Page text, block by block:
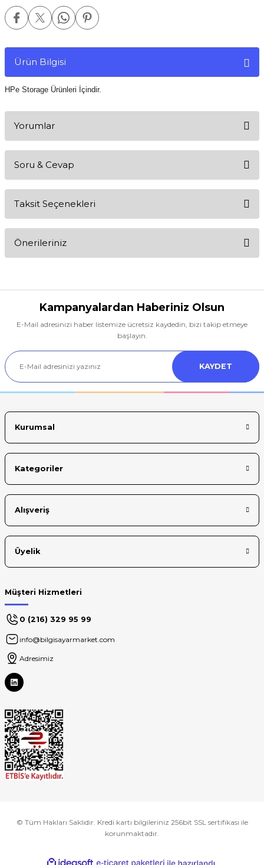
Ürün Bilgisi
HPe Storage Ürünleri İçindir.
Yorumlar
Soru & Cevap
Taksit Seçenekleri
Önerileriniz
tarafımıza iletebilirsiniz.
Görüş ve önerileriniz için teşekkür ederiz.
Ürün resmi kalitesiz, bozuk veya görüntülenemiyor.
Ürün açıklamasında eksik bilgiler bulunuyor.
Ürün bilgilerinde hatalar bulunuyor.
Kampanyalardan Haberiniz Olsun
E-Mail adresinizi haber listemize ücretsiz kaydedin, bizi takip etmeye
başlayın.
KAYDET
Kurumsal
Kategoriler
Alışveriş
Üyelik
Müşteri Hizmetleri
0 (216) 329 95 99
info@bilgisayarmarket.com
Adresimiz
© Tüm Hakları Saklıdır. Kredi kartı bilgileriniz 256bit SSL sertifikası ile
korunmaktadır.
ideasoft e-